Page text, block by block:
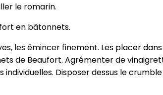
le romarin.
en bâtonnets.
les émincer finement. Les placer
de Beaufort. Agrémenter de
individuelles. Disposer dessus le